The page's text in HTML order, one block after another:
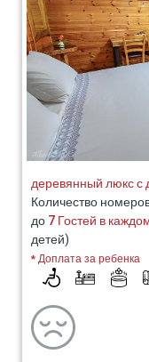
деревянный люкс с
Количество
до7 Гостей в
детей)
* Доплата за ребенка